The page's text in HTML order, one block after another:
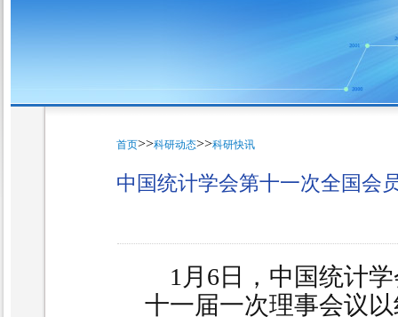
首页>>科研动态>>科研快讯
中国统计学会第十一次全国会
1月6日，中国统计
十一届一次理事会议